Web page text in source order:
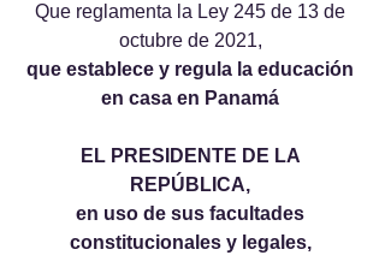
Que reglamenta la Ley 245 de 13 de
octubre de 2021,
que establece y regula la educación
en casa en Panamá
EL PRESIDENTE DE LA
REPÚBLICA,
en uso de sus facultades
constitucionales y legales,